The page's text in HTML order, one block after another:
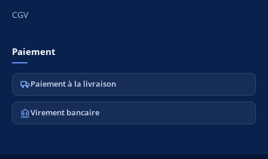
CGV
Paiement
Paiement à la livraison
Virement bancaire